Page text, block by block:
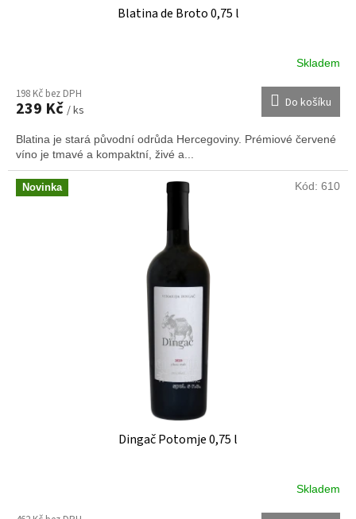
Blatina de Broto 0,75 l
Skladem
198 Kč bez DPH
239 Kč / ks Do košíku
Blatina je stará původní odrůda Hercegoviny. Prémiové červené
víno je tmavé a kompaktní, živé a...
Novinka
Dingač Potomje 0,75 l
Skladem
Kód: 610